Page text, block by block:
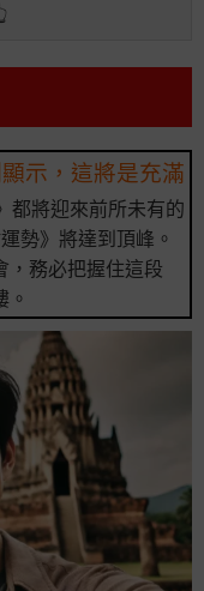
示，這將是充滿
都將迎來前所未有的
勢》將達到頂峰。
，務必把握住這段